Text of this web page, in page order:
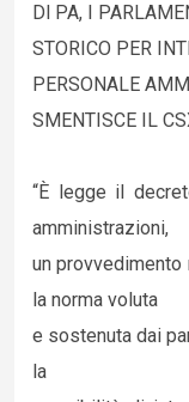
Dl PA, I
STORICO PER
PERSONALE
SMENTISCE IL
“È legge il
amministrazioni,
un
la norma voluta
e sostenuta dai
la